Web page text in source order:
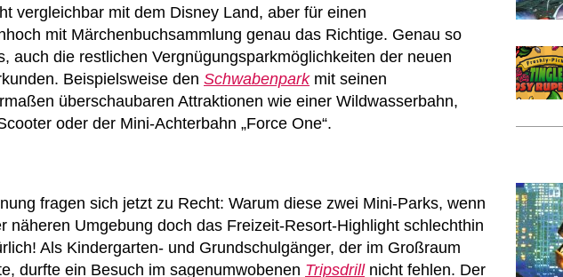
vergleichbar mit dem Disney Land, aber für einen
mit Märchenbuchsammlung genau das Richtige. Genau so
auch die restlichen Vergnügungsparkmöglichkeiten der neuen
Beispielsweise den Schwabenparkmit seinen
überschaubaren Attraktionen wie einer Wildwasserbahn,
oder der Mini-Achterbahn „Force One“.
fragen sich jetzt zu Recht: Warum diese zwei Mini-Parks, wenn
näheren Umgebung doch das Freizeit-Resort-Highlight schlechthin
Als Kindergarten- und Grundschulgänger, der im Großraum
durfte ein Besuch im sagenumwobenen Tripsdrillnicht fehlen. Der